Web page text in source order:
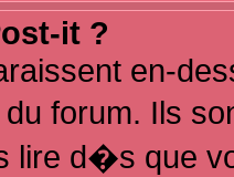
it ?
en-
forum. Ils
lire d�s que